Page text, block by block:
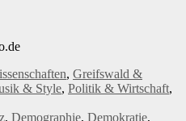
, Greifswald &
& Style, Politik & Wirtschaft,
, Demographie, Demokratie,